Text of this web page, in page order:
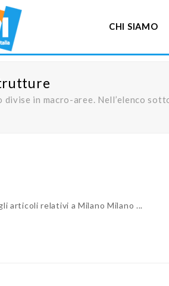
CHI SIAMO
in macro-aree. Nell’elenco
articoli relativi a Milano Milano ...